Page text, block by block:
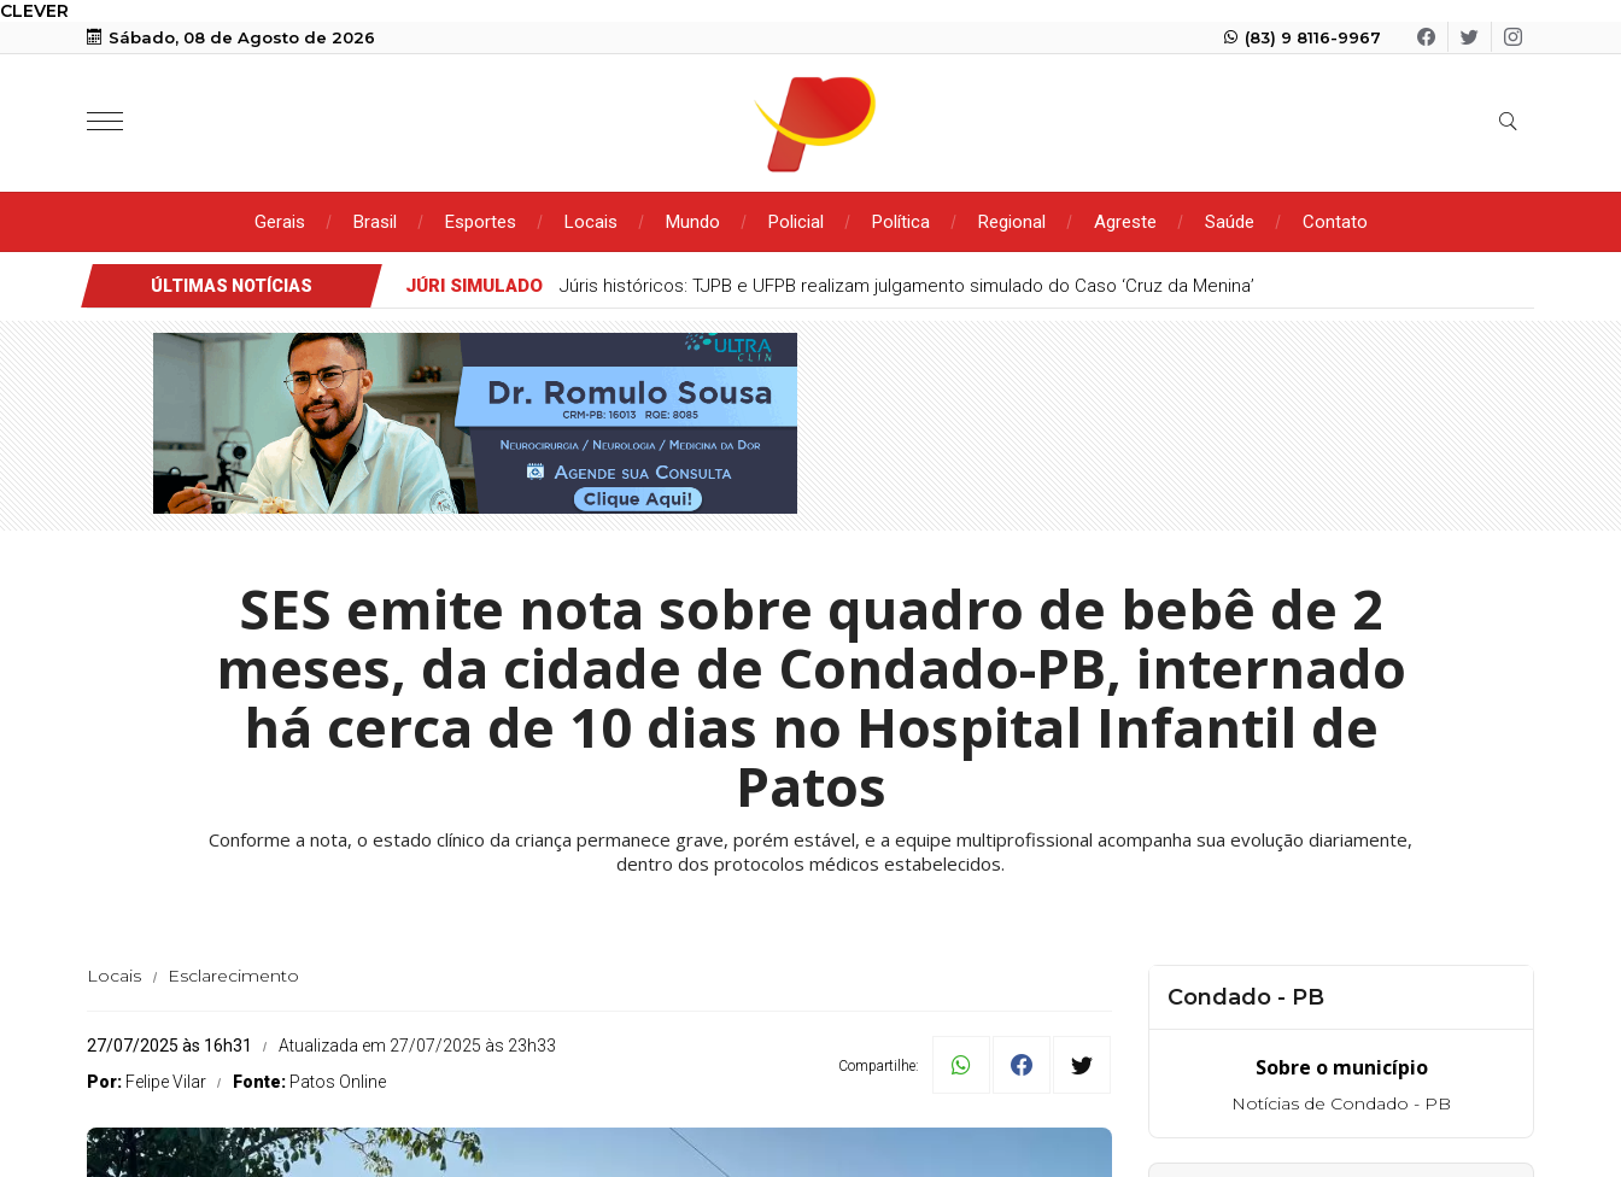
CLEVER
Sábado, 08 de Agosto de 2026 (83) 9 8116-9967
Gerais Brasil Esportes Locais Mundo Policial Política Regional Agreste Saúde Contato
ÚLTIMAS NOTÍCIAS JÚRI SIMULADO Júris históricos: TJPB e UFPB realizam julgamento simulado do Caso ‘Cruz da Menina’
SES emite nota sobre quadro de bebê de 2
meses, da cidade de Condado-PB, internado
há cerca de 10 dias no Hospital Infantil de
Patos
Conforme a nota, o estado clínico da criança permanece grave, porém estável, e a equipe multiprofissional acompanha sua evolução diariamente,
dentro dos protocolos médicos estabelecidos.
Locais Esclarecimento
27/07/2025 às 16h31
Atualizada em 27/07/2025 às 23h33
Por: Felipe Vilar Fonte: Patos Online
Compartilhe:
Condado - PB
Sobre o município
Notícias de Condado - PB